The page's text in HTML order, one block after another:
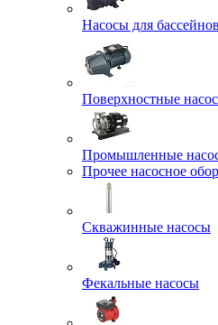
Насосы для бассейнов
Поверхностные
Промышленные
Прочее насосное
Скважинные насосы
Фекальные насосы